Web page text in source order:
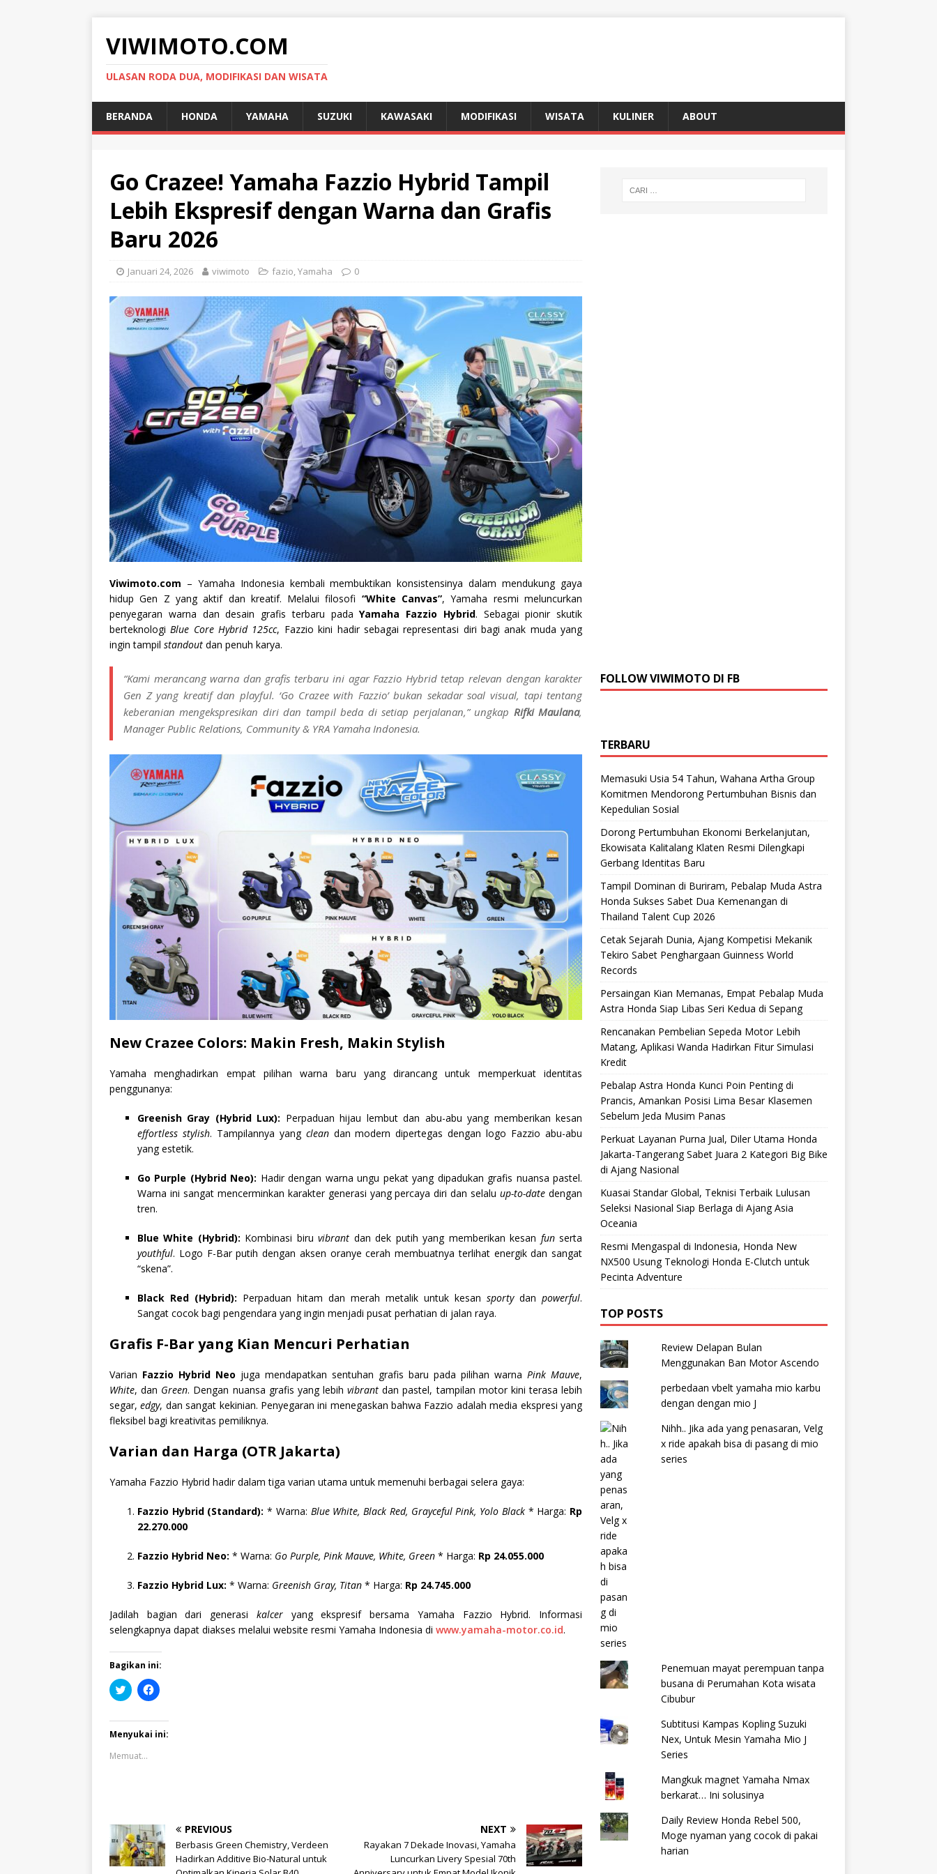
VIWIMOTO.COM
ULASAN RODA DUA, MODIFIKASI DAN WISATA
BERANDA HONDA YAMAHA SUZUKI KAWASAKI MODIFIKASI WISATA KULINER ABOUT
Go Crazee! Yamaha Fazzio Hybrid Tampil
Lebih Ekspresif dengan Warna dan Grafis
Baru 2026
Januari 24, 2026 viwimoto fazio,Yamaha 0
Viwimoto.com – Yamaha Indonesia kembali membuktikan konsistensinya dalam mendukung gaya
hidup Gen Z yang aktif dan kreatif. Melalui filosofi “White Canvas”, Yamaha resmi meluncurkan
penyegaran warna dan desain grafis terbaru padaYamaha Fazzio Hybrid. Sebagai pionir skutik
berteknologiBlue Core Hybrid 125cc, Fazzio kini hadir sebagai representasi diri bagi anak muda yang
ingin tampil standout dan penuh karya.
“Kami merancang warna dan grafis terbaru ini agar Fazzio Hybrid tetap relevan dengan karakter
Gen Z yang kreatif dan playful. ‘Go Crazee with Fazzio’ bukan sekadar soal visual, tapi tentang
keberanian mengekspresikan diri dan tampil beda di setiap perjalanan,” ungkap Rifki Maulana,
Manager Public Relations, Community & YRA Yamaha Indonesia.
New Crazee Colors: Makin Fresh, Makin Stylish
Yamaha menghadirkan empat pilihan warna baru yang dirancang untuk memperkuat identitas
penggunanya:
Greenish Gray (Hybrid Lux): Perpaduan hijau lembut dan abu-abu yang memberikan kesan
effortless stylish. Tampilannya yang cleandan modern dipertegas dengan logo Fazzio abu-abu
yang estetik.
Go Purple (Hybrid Neo): Hadir dengan warna ungu pekat yang dipadukan grafis nuansa pastel.
Warna ini sangat mencerminkan karakter generasi yang percaya diri dan selaluup-to-date dengan
tren.
Blue White (Hybrid): Kombinasi biruvibrant dan dek putih yang memberikan kesan funserta
youthful. Logo F-Bar putih dengan aksen oranye cerah membuatnya terlihat energik dan sangat
“skena”.
Black Red (Hybrid): Perpaduan hitam dan merah metalik untuk kesansportydanpowerful.
Sangat cocok bagi pengendara yang ingin menjadi pusat perhatian di jalan raya.
Grafis F-Bar yang Kian Mencuri Perhatian
Varian Fazzio Hybrid Neo juga mendapatkan sentuhan grafis baru pada pilihan warnaPink Mauve,
White, dan Green. Dengan nuansa grafis yang lebihvibrant dan pastel, tampilan motor kini terasa lebih
segar,edgy, dan sangat kekinian. Penyegaran ini menegaskan bahwa Fazzio adalah media ekspresi yang
fleksibel bagi kreativitas pemiliknya.
Varian dan Harga (OTR Jakarta)
Yamaha Fazzio Hybrid hadir dalam tiga varian utama untuk memenuhi berbagai selera gaya:
Fazzio Hybrid (Standard): * Warna: Blue White, Black Red, Grayceful Pink, Yolo Black* Harga: Rp
22.270.000
Fazzio Hybrid Neo: * Warna: Go Purple, Pink Mauve, White, Green * Harga: Rp 24.055.000
Fazzio Hybrid Lux: * Warna: Greenish Gray, Titan * Harga: Rp 24.745.000
Jadilah bagian dari generasi kalceryang ekspresif bersama Yamaha Fazzio Hybrid. Informasi
selengkapnya dapat diakses melalui website resmi Yamaha Indonesia di www.yamaha-motor.co.id.
Bagikan ini:
K
l
u
n
t
u
k
i
p
a
d
a
T
K
l
u
n
i
k
a
n
d
i
Menyukai ini:
Memuat...
PREVIOUS
Berbasis Green Chemistry, Verdeen
Hadirkan Additive Bio-Natural untuk
NEXT
Rayakan 7 Dekade Inovasi, Yamaha
Luncurkan Livery Spesial 70th
FOLLOW VIWIMOTO DI FB
TERBARU
Memasuki Usia 54 Tahun, Wahana Artha Group
Komitmen Mendorong Pertumbuhan Bisnis dan
Kepedulian Sosial
Dorong Pertumbuhan Ekonomi Berkelanjutan,
Ekowisata Kalitalang Klaten Resmi Dilengkapi
Gerbang Identitas Baru
Tampil Dominan di Buriram, Pebalap Muda Astra
Honda Sukses Sabet Dua Kemenangan di
Thailand Talent Cup 2026
Cetak Sejarah Dunia, Ajang Kompetisi Mekanik
Tekiro Sabet Penghargaan Guinness World
Records
Persaingan Kian Memanas, Empat Pebalap Muda
Astra Honda Siap Libas Seri Kedua di Sepang
Rencanakan Pembelian Sepeda Motor Lebih
Matang, Aplikasi Wanda Hadirkan Fitur Simulasi
Kredit
Pebalap Astra Honda Kunci Poin Penting di
Prancis, Amankan Posisi Lima Besar Klasemen
Sebelum Jeda Musim Panas
Perkuat Layanan Purna Jual, Diler Utama Honda
Jakarta-Tangerang Sabet Juara 2 Kategori Big Bike
di Ajang Nasional
Kuasai Standar Global, Teknisi Terbaik Lulusan
Seleksi Nasional Siap Berlaga di Ajang Asia
Oceania
Resmi Mengaspal di Indonesia, Honda New
NX500 Usung Teknologi Honda E-Clutch untuk
Pecinta Adventure
TOP POSTS
Review Delapan Bulan
Menggunakan Ban Motor Ascendo
perbedaan vbelt yamaha mio karbu
dengan dengan mio J
Nihh.. Jika ada yang penasaran, Velg
x ride apakah bisa di pasang di mio
series
Penemuan mayat perempuan tanpa
busana di Perumahan Kota wisata
Cibubur
Subtitusi Kampas Kopling Suzuki
Nex, Untuk Mesin Yamaha Mio J
Series
Mangkuk magnet Yamaha Nmax
berkarat… Ini solusinya
Daily Review Honda Rebel 500,
Moge nyaman yang cocok di pakai
harian